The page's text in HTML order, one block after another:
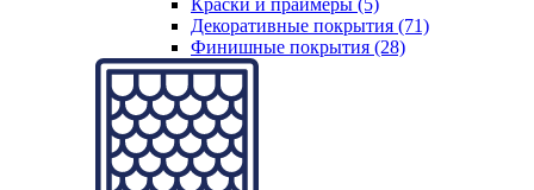
Краски и праймеры (5)
Декоративные покрытия (71)
Финишные покрытия (28)